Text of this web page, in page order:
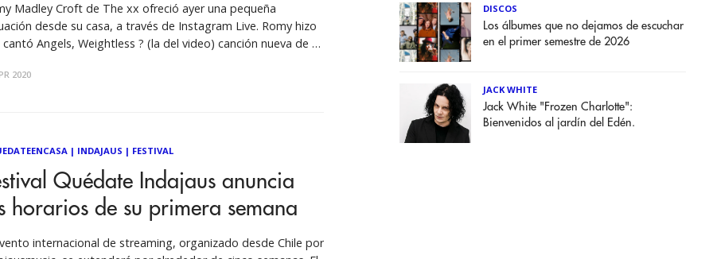
Madley Croft de The xx ofreció ayer una pequeña
desde su casa, a través de Instagram Live. Romy hizo
cantó Angels, Weightless ? (la del video) canción nueva de su
en la audiencia. Qué mega fantasía 😍✨👏🏼 pic.
2020
| INDAJAUS | FESTIVAL
Quédate Indajaus anuncia
horarios de su primera semana
internacional de streaming, organizado desde Chile por
DISCOS
Los álbumes que no dejamos de escuchar
en el primer semestre de 2026
JACK WHITE
Jack White "Frozen Charlotte":
Bienvenidos al jardín del Edén.